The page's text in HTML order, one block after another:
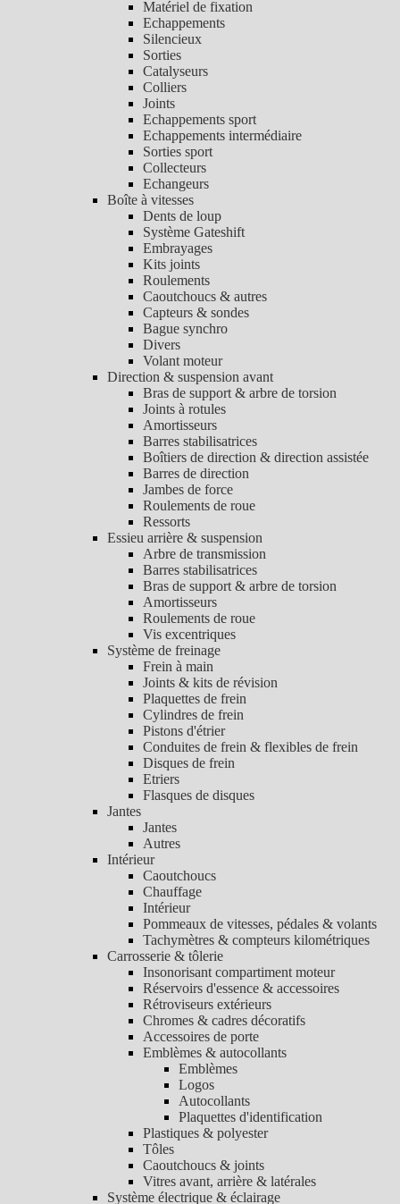
Matériel de fixation
Echappements
Silencieux
Sorties
Catalyseurs
Colliers
Joints
Echappements sport
Echappements intermédiaire
Sorties sport
Collecteurs
Echangeurs
Boîte à vitesses
Dents de loup
Système Gateshift
Embrayages
Kits joints
Roulements
Caoutchoucs & autres
Capteurs & sondes
Bague synchro
Divers
Volant moteur
Direction & suspension avant
Bras de support & arbre de torsion
Joints à rotules
Amortisseurs
Barres stabilisatrices
Boîtiers de direction & direction assistée
Barres de direction
Jambes de force
Roulements de roue
Ressorts
Essieu arrière & suspension
Arbre de transmission
Barres stabilisatrices
Bras de support & arbre de torsion
Amortisseurs
Roulements de roue
Vis excentriques
Système de freinage
Frein à main
Joints & kits de révision
Plaquettes de frein
Cylindres de frein
Pistons d'étrier
Conduites de frein & flexibles de frein
Disques de frein
Etriers
Flasques de disques
Jantes
Jantes
Autres
Intérieur
Caoutchoucs
Chauffage
Intérieur
Pommeaux de vitesses, pédales & volants
Tachymètres & compteurs kilométriques
Carrosserie & tôlerie
Insonorisant compartiment moteur
Réservoirs d'essence & accessoires
Rétroviseurs extérieurs
Chromes & cadres décoratifs
Accessoires de porte
Emblèmes & autocollants
Emblèmes
Logos
Autocollants
Plaquettes d'identification
Plastiques & polyester
Tôles
Caoutchoucs & joints
Vitres avant, arrière & latérales
Système électrique & éclairage